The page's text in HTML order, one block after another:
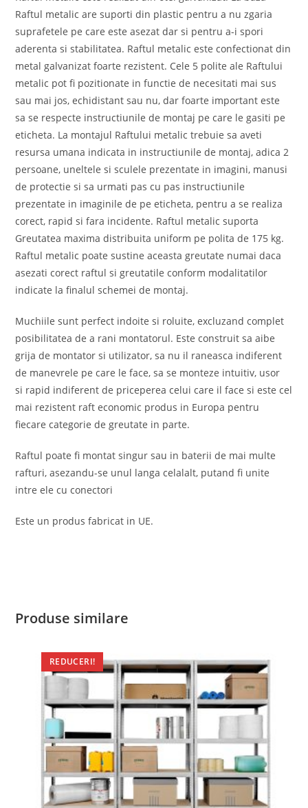
Raftul metalic are suporti din plastic pentru a nu zgaria
suprafetele pe care este asezat dar si pentru a-i spori
aderenta si stabilitatea. Raftul metalic este confectionat din
metal galvanizat foarte rezistent. Cele 5 polite ale Raftului
metalic pot fi pozitionate in functie de necesitati mai sus
sau mai jos, echidistant sau nu, dar foarte important este
sa se respecte instructiunile de montaj pe care le gasiti pe
eticheta. La montajul Raftului metalic trebuie sa aveti
resursa umana indicata in instructiunile de montaj, adica 2
persoane, uneltele si sculele prezentate in imagini, manusi
de protectie si sa urmati pas cu pas instructiunile
prezentate in imaginile de pe eticheta, pentru a se realiza
corect, rapid si fara incidente. Raftul metalic suporta
Greutatea maxima distribuita uniform pe polita de 175 kg.
Raftul metalic poate sustine aceasta greutate numai daca
asezati corect raftul si greutatile conform modalitatilor
indicate la finalul schemei de montaj.
Muchiile sunt perfect indoite si roluite, excluzand complet
posibilitatea de a rani montatorul. Este construit sa aibe
grija de montator si utilizator, sa nu il raneasca indiferent
de manevrele pe care le face, sa se monteze intuitiv, usor
si rapid indiferent de priceperea celui care il face si este cel
mai rezistent raft economic produs in Europa pentru
fiecare categorie de greutate in parte.
Raftul poate fi montat singur sau in baterii de mai multe
rafturi, asezandu-se unul langa celalalt, putand fi unite
intre ele cu conectori
Este un produs fabricat in UE.
Produse similare
REDUCERI!